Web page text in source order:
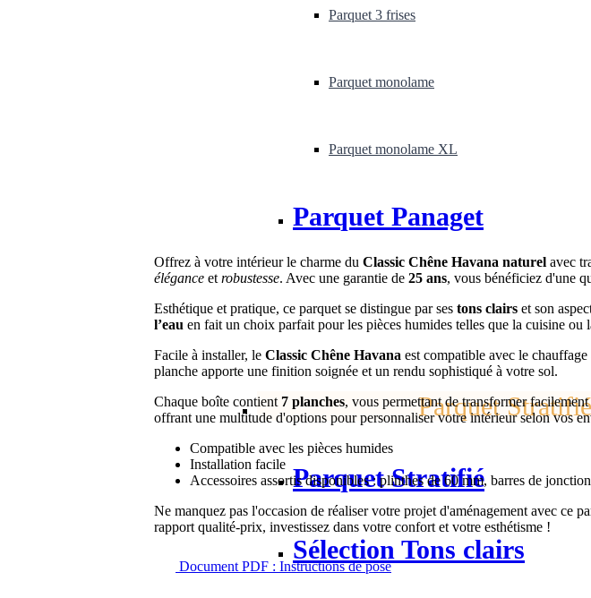
Parquet 3 frises
Parquet monolame
Parquet monolame XL
Parquet Panaget
Parquet Stratifié
Parquet Stratifié
Sélection Tons clairs
Offrez à votre intérieur le charme du Classic Chêne Havana naturel avec
élégance et robustesse. Avec une garantie de 25 ans, vous bénéficiez d'une
Esthétique et pratique, ce parquet se distingue par ses tons clairs et son
l’eau en fait un choix parfait pour les pièces humides telles que la cuisine ou
Facile à installer, le Classic Chêne Havana est compatible avec le
planche apporte une finition soignée et un rendu sophistiqué à votre sol.
Chaque boîte contient 7 planches, vous permettant de transformer
offrant une multitude d'options pour personnaliser votre intérieur selon vos
Compatible avec les pièces humides
Installation facile
Accessoires assortis disponibles : plinthes de 60 mm, barres de
Ne manquez pas l'occasion de réaliser votre projet d'aménagement avec ce
rapport qualité-prix, investissez dans votre confort et votre esthétisme !
Document PDF : Instructions de pose